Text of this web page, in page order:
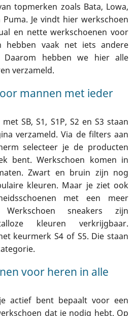
topmerken zoals Bata, Lowa,
Je vindt hier werkschoen
en nette werkschoenen voor
hebben vaak net iets andere
Daarom hebben we hier alle
verzameld.
mannen met ieder
SB, S1, S1P, S2 en S3 staan
verzameld. Via de filters aan
selecteer je de producten
bent. Werkschoen komen in
Zwart en bruin zijn nog
kleuren. Maar je ziet ook
met een meer
sneakers zijn
kleuren verkrijgbaar.
keurmerk S4 of S5. Die staan
voor heren in alle
actief bent bepaalt voor een
dat je nodig hebt. Op